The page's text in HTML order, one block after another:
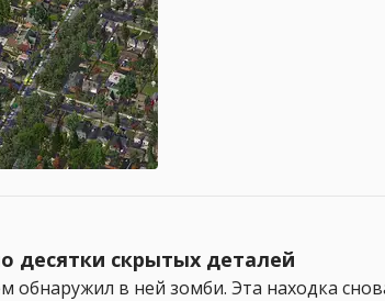
десятки скрытых деталей
обнаружил в ней зомби. Эта находка